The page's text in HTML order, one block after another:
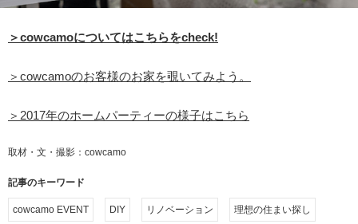
＞cowcamoについてはこちらをcheck!
＞cowcamoのお客様のお家を覗いてみよう。
＞2017年のホームパーティーの様子はこちら
取材・文・撮影：cowcamo
記事のキーワード
cowcamo EVENT DIY リノベーション 理想の住まい探し